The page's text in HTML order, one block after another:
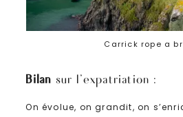
Carrick rope a
Bilan sur l’expatriation :
On évolue, on grandit, on